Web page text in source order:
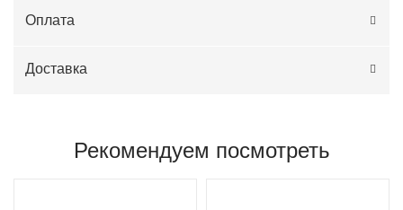
Оплата
Доставка
Рекомендуем посмотреть